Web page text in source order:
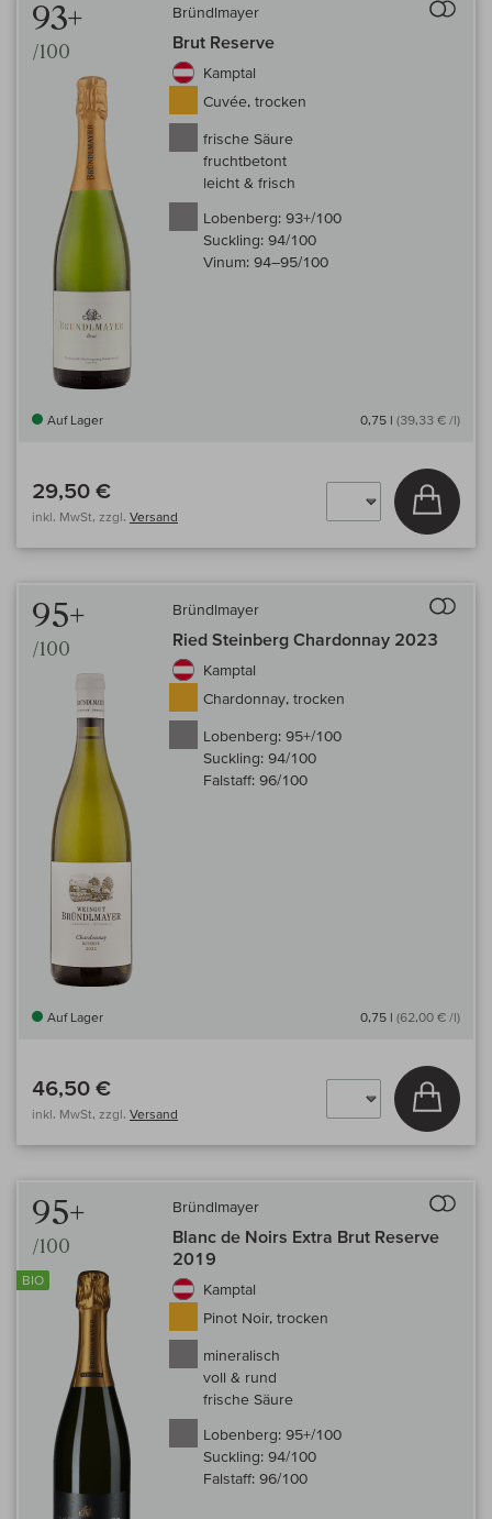
93+
/100
Bründlmayer
Brut Reserve
Kamptal
Cuvée, trocken
frische Säure
fruchtbetont
leicht & frisch
Lobenberg: 93+/100
Suckling: 94/100
Vinum: 94–95/100
Auf Lager 0,75 l (39,33 € /l)
29,50 €
inkl. MwSt, zzgl. Versand
In
95+
/100
Bründlmayer
Ried Steinberg Chardonnay 2023
Kamptal
Chardonnay, trocken
Lobenberg: 95+/100
Suckling: 94/100
Falstaff: 96/100
Auf Lager 0,75 l (62,00 € /l)
46,50 €
inkl. MwSt, zzgl. Versand
In
95+
/100
BIO
Bründlmayer
Blanc de Noirs Extra Brut Reserve
2019
Kamptal
Pinot Noir, trocken
mineralisch
voll & rund
frische Säure
Lobenberg: 95+/100
Suckling: 94/100
Falstaff: 96/100